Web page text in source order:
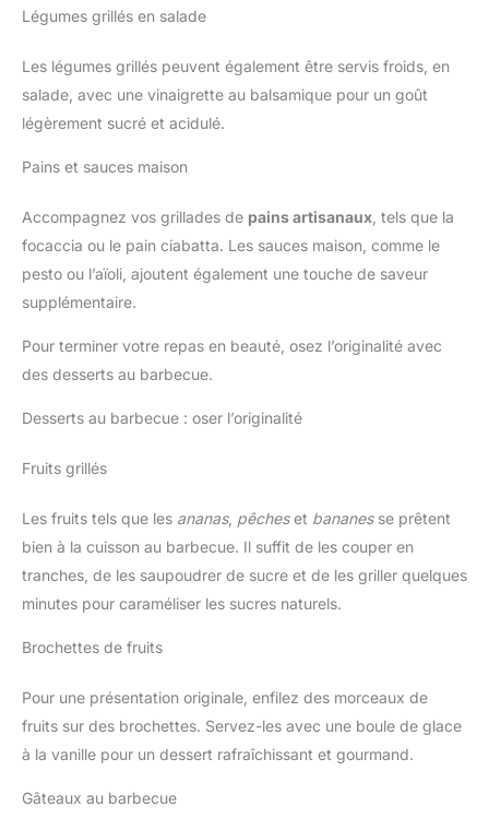
Légumes grillés en salade
Les légumes grillés peuvent également être servis froids, en
salade, avec une vinaigrette au balsamique pour un goût
légèrement sucré et acidulé.
Pains et sauces maison
Accompagnez vos grillades de pains artisanaux, tels que la
focaccia ou le pain ciabatta. Les sauces maison, comme le
pesto ou l’aïoli, ajoutent également une touche de saveur
supplémentaire.
Pour terminer votre repas en beauté, osez l’originalité avec
des desserts au barbecue.
Desserts au barbecue : oser l’originalité
Fruits grillés
Les fruits tels que les ananas, pêcheset bananesse prêtent
bien à la cuisson au barbecue. Il suffit de les couper en
tranches, de les saupoudrer de sucre et de les griller quelques
minutes pour caraméliser les sucres naturels.
Brochettes de fruits
Pour une présentation originale, enfilez des morceaux de
fruits sur des brochettes. Servez-les avec une boule de glace
à la vanille pour un dessert rafraîchissant et gourmand.
Gâteaux au barbecue